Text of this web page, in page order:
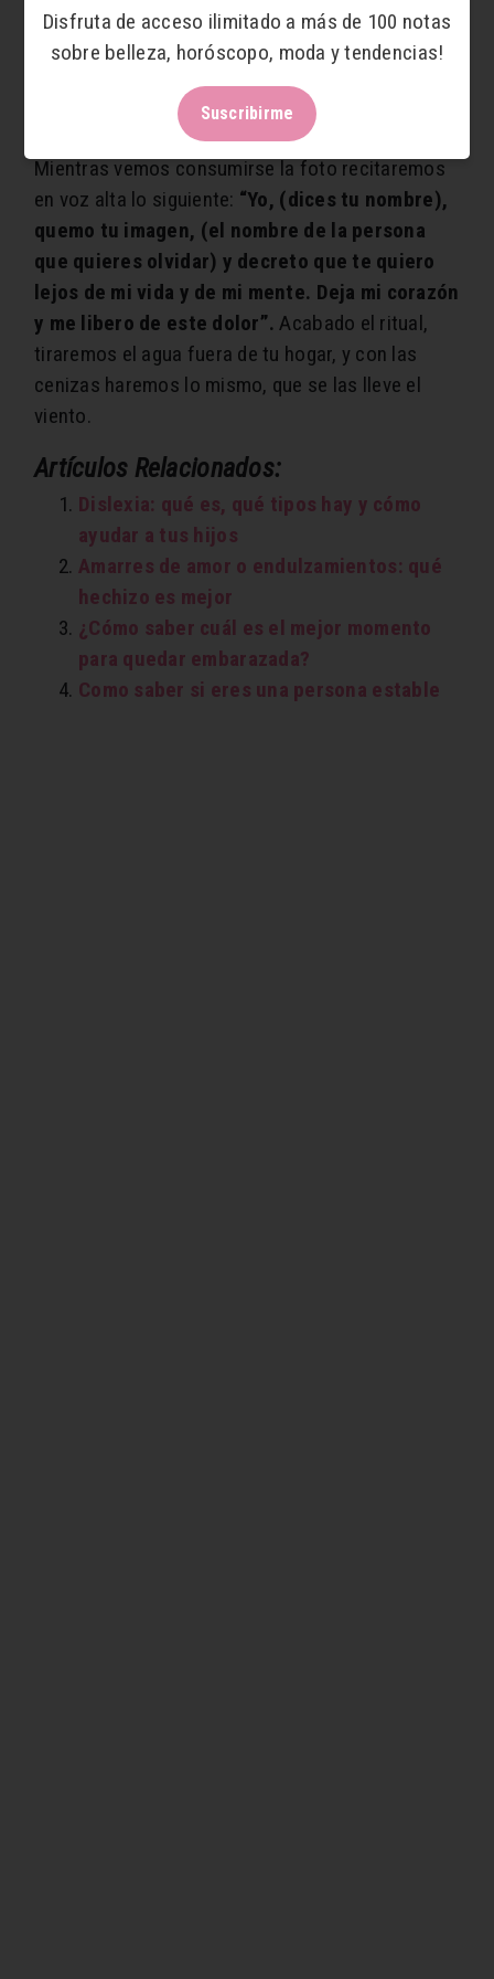
extremo con la vela roja. Mientras vemos
consumirse la foto, será necesario que la pongas
en algún pote que proteja el lugar de las llamas.
Mientras vemos consumirse la foto recitaremos
en voz alta lo siguiente: “Yo, (dices tu nombre),
quemo tu imagen, (el nombre de la persona
que quieres olvidar) y decreto que te quiero
lejos de mi vida y de mi mente. Deja mi corazón
y me libero de este dolor”. Acabado el ritual,
tiraremos el agua fuera de tu hogar, y con las
cenizas haremos lo mismo, que se las lleve el
viento.
Artículos Relacionados:
Dislexia: qué es, qué tipos hay y cómo
ayudar a tus hijos
Amarres de amor o endulzamientos: qué
hechizo es mejor
¿Cómo saber cuál es el mejor momento
para quedar embarazada?
Como saber si eres una persona estable
Disfruta de acceso ilimitado a más de 100 notas
sobre belleza, horóscopo, moda y tendencias!
Suscribirme